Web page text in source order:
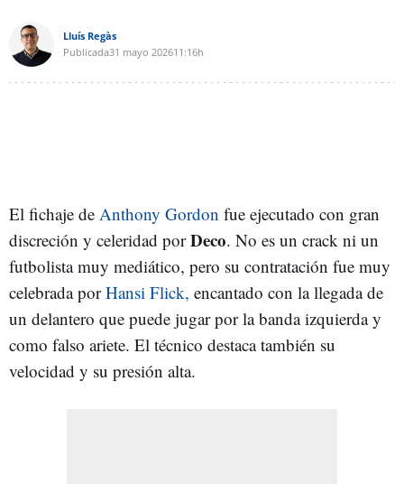
Lluís Regàs
Publicada31 mayo 202611:16h
El fichaje de Anthony Gordon fue ejecutado con gran
discreción y celeridad porDeco. No es un crack ni un
futbolista muy mediático, pero su contratación fue muy
celebrada porHansi Flick, encantado con la llegada de
un delantero que puede jugar por la banda izquierda y
como falso ariete. El técnico destaca también su
velocidad y su presión alta.